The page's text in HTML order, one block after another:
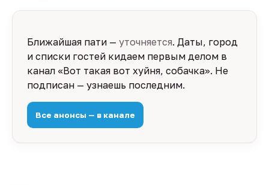
Ближайшая пати — уточняется. Даты, город
и списки гостей кидаем первым делом в
канал «Вот такая вот хуйня, собачка». Не
подписан — узнаешь последним.
Все анонсы — в канале